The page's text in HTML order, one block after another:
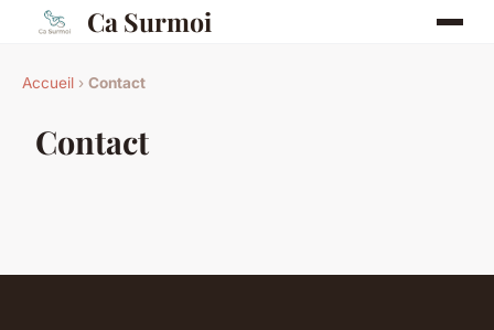
Ca Surmoi
Accueil › Contact
Contact